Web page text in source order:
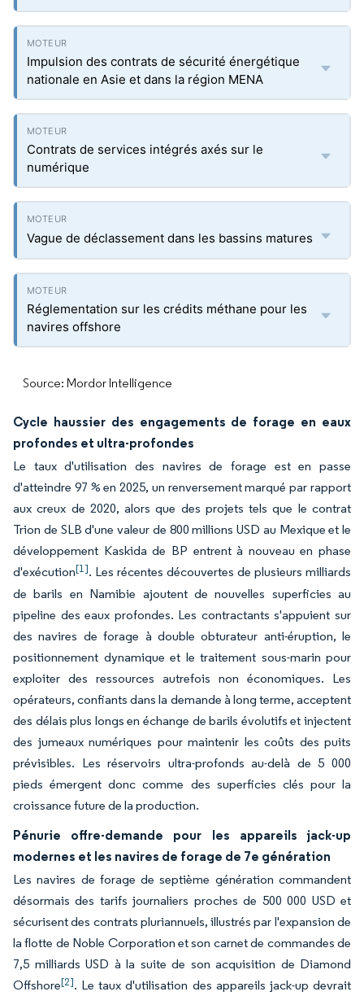
Impulsion des contrats de sécurité énergétique
nationale en Asie et dans la région MENA
Contrats de services intégrés axés sur le
numérique
Vague de déclassement dans les bassins matures
Réglementation sur les crédits méthane pour les
navires offshore
Source: Mordor Intelligence
Cycle haussier des engagements de forage en eaux
profondes et ultra-profondes
Le taux d'utilisation des navires de forage est en passe
d'atteindre 97 % en 2025, un renversement marqué par rapport
aux creux de 2020, alors que des projets tels que le contrat
Trion de SLB d'une valeur de 800 millions USD au Mexique et le
développement Kaskida de BP entrent à nouveau en phase
d'exécution[1]. Les récentes découvertes de plusieurs milliards
de barils en Namibie ajoutent de nouvelles superficies au
pipeline des eaux profondes. Les contractants s'appuient sur
des navires de forage à double obturateur anti-éruption, le
positionnement dynamique et le traitement sous-marin pour
exploiter des ressources autrefois non économiques. Les
opérateurs, confiants dans la demande à long terme, acceptent
des délais plus longs en échange de barils évolutifs et injectent
des jumeaux numériques pour maintenir les coûts des puits
prévisibles. Les réservoirs ultra-profonds au-delà de 5 000
pieds émergent donc comme des superficies clés pour la
croissance future de la production.
Pénurie offre-demande pour les appareils jack-up
modernes et les navires de forage de 7e génération
Les navires de forage de septième génération commandent
désormais des tarifs journaliers proches de 500 000 USD et
sécurisent des contrats pluriannuels, illustrés par l'expansion de
la flotte de Noble Corporation et son carnet de commandes de
7,5 milliards USD à la suite de son acquisition de Diamond
Offshore[2]. Le taux d'utilisation des appareils jack-up devrait